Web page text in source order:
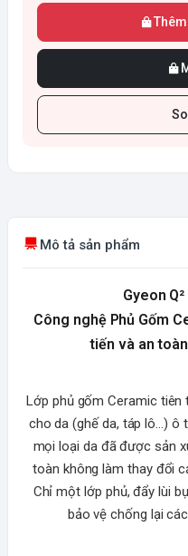
Mô tả sản phẩm
Gyeon
Công nghệ Phủ Gốm
tiến và an
Lớp phủ gốm Ceramic tiên
cho da (ghế da, táp lô...) ô
mọi loại da đã được sản
toàn không làm thay đổi
Chỉ một lớp phủ, đẩy lùi
bảo vệ chống lại